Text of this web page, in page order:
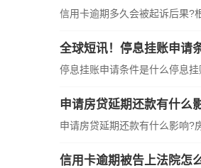
信用卡逾期多久会被起诉后果?
全球短讯！停息挂账申请
停息挂账申请条件是什么停息
申请房贷延期还款有什么
申请房贷延期还款有什么影响?
信用卡逾期被告上法院怎